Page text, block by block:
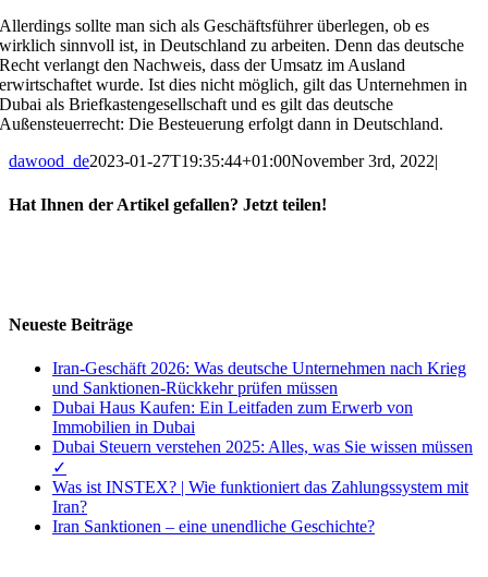
Allerdings sollte man sich als Geschäftsführer überlegen, ob es
wirklich sinnvoll ist, in Deutschland zu arbeiten. Denn das deutsche
Recht verlangt den Nachweis, dass der Umsatz im Ausland
erwirtschaftet wurde. Ist dies nicht möglich, gilt das Unternehmen in
Dubai als Briefkastengesellschaft und es gilt das deutsche
Außensteuerrecht: Die Besteuerung erfolgt dann in Deutschland.
dawood_de2023-01-27T19:35:44+01:00November 3rd, 2022|
Hat Ihnen der Artikel gefallen? Jetzt teilen!
Neueste Beiträge
Iran-Geschäft 2026: Was deutsche Unternehmen nach Krieg
und Sanktionen-Rückkehr prüfen müssen
Dubai Haus Kaufen: Ein Leitfaden zum Erwerb von
Immobilien in Dubai
Dubai Steuern verstehen 2025: Alles, was Sie wissen müssen
✓
Was ist INSTEX? | Wie funktioniert das Zahlungssystem mit
Iran?
Iran Sanktionen – eine unendliche Geschichte?